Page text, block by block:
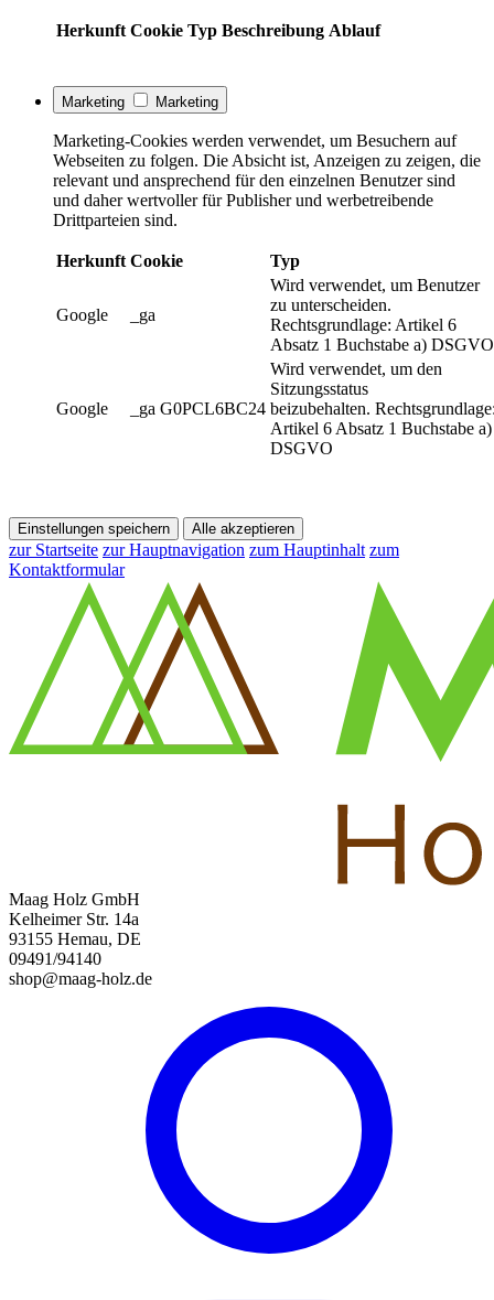
Herkunft Cookie Typ Beschreibung Ablauf
Marketing Marketing
Marketing-Cookies werden verwendet, um Besuchern auf
Webseiten zu folgen. Die Absicht ist, Anzeigen zu zeigen, die
relevant und ansprechend für den einzelnen Benutzer sind
und daher wertvoller für Publisher und werbetreibende
Drittparteien sind.
Herkunft Cookie Typ
Google _ga
Wird verwendet, um Benutzer
zu unterscheiden.
Rechtsgrundlage: Artikel 6
Absatz 1 Buchstabe a) DSGVO
Google _ga G0PCL6BC24
Wird verwendet, um den
Sitzungsstatus
beizubehalten.
Artikel 6 Absatz 1 Buchstabe a)
DSGVO
Einstellungen speichern Alle akzeptieren
zur Startseite zur Hauptnavigation zum Hauptinhalt zum
Kontaktformular
Maag Holz GmbH
Kelheimer Str. 14a
93155 Hemau, DE
09491/94140
shop@maag-holz.de